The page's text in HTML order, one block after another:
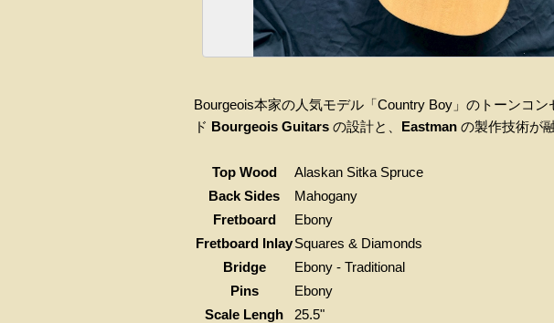
Bourgeois本家の人気モデル「Country Boy」のトーンコ
ド Bourgeois Guitars の設計と、 Eastman の製作技術が
Top Wood
Alaskan Sitka Spruce
Back Sides
Mahogany
Fretboard
Ebony
Fretboard InlaySquares & Diamonds
Bridge
Ebony - Traditional
Pins
Ebony
Scale Lengh
25.5"